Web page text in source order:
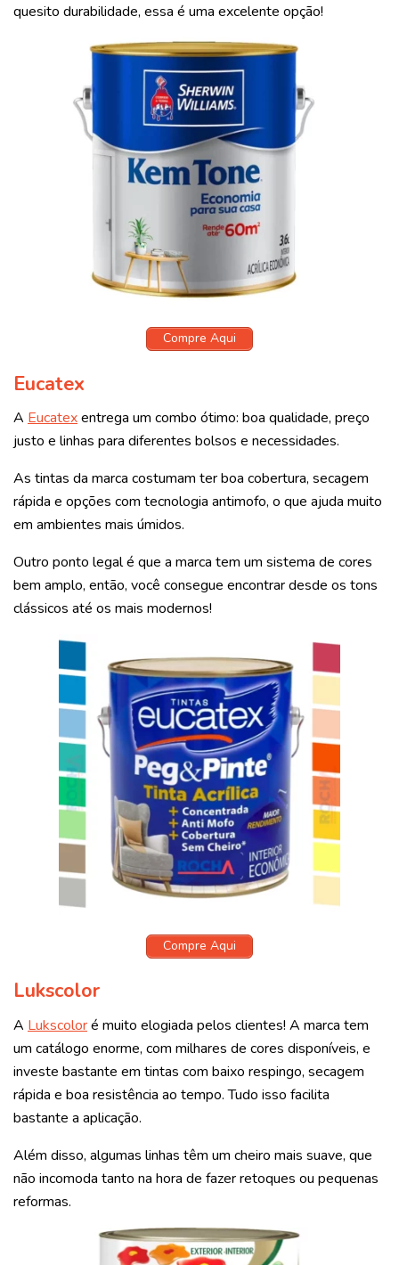
quesito durabilidade, essa é uma excelente opção!
Compre Aqui
Eucatex
A Eucatexentrega um combo ótimo: boa qualidade, preço
justo e linhas para diferentes bolsos e necessidades.
As tintas da marca costumam ter boa cobertura, secagem
rápida e opções com tecnologia antimofo, o que ajuda muito
em ambientes mais úmidos.
Outro ponto legal é que a marca tem um sistema de cores
bem amplo, então, você consegue encontrar desde os tons
clássicos até os mais modernos!
Compre Aqui
Lukscolor
A Lukscoloré muito elogiada pelos clientes! A marca tem
um catálogo enorme, com milhares de cores disponíveis, e
investe bastante em tintas com baixo respingo, secagem
rápida e boa resistência ao tempo. Tudo isso facilita
bastante a aplicação.
Além disso, algumas linhas têm um cheiro mais suave, que
não incomoda tanto na hora de fazer retoques ou pequenas
reformas.